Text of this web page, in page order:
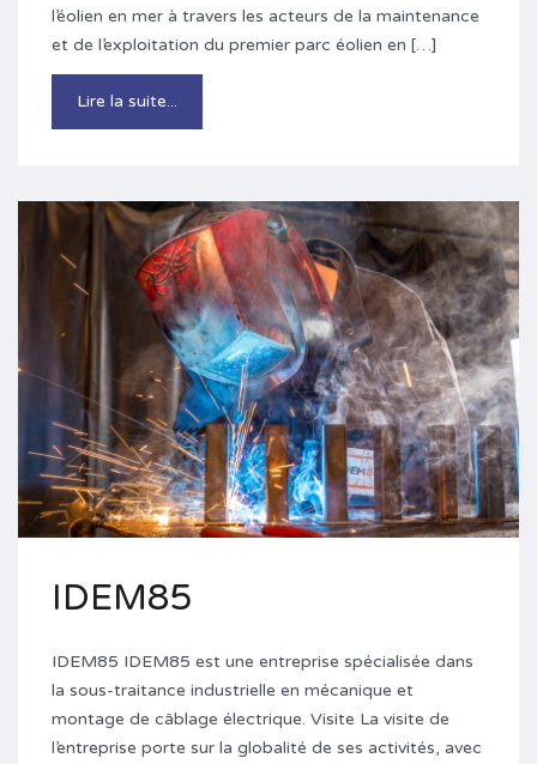
l’éolien en mer à travers les acteurs de la maintenance
et de l’exploitation du premier parc éolien en […]
Lire la suite...
IDEM85
IDEM85 IDEM85 est une entreprise spécialisée dans
la sous-traitance industrielle en mécanique et
montage de câblage électrique. Visite La visite de
l’entreprise porte sur la globalité de ses activités, avec